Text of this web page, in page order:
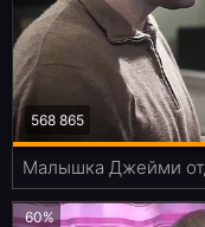
568 865
60%